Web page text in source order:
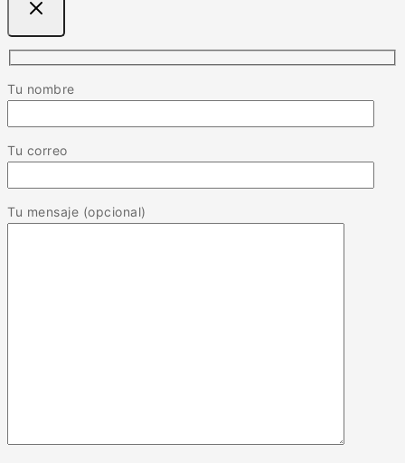
Tu nombre
Tu correo
Tu mensaje (opcional)